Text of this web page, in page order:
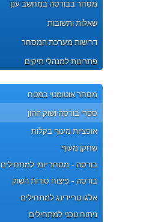
מסחר בבורסה במחשב ענן
שאלות ותשובות
דרישות מערכת המסחר
פתרונות למנהלי תיקים
מסחר אוטומטי במטח
ספרי בורסה ושוק ההון
אופציות מעוף בקלות
שחקן מעוף
בורסה - מסחר יומי למתחילים
בורסה - פיצוח סודות השוק
אלגו טריידינג למתחילים
ניתוח טכני למתחילים